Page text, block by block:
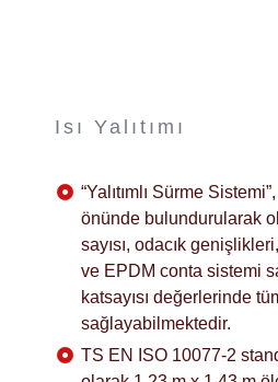
Isı Yalıtımı
“Yalıtımlı Sürme
önünde bulundurularak
sayısı, odacık
ve EPDM conta sistemi
katsayısı değerlerinde
sağlayabilmektedir.
TS EN ISO 10077-2